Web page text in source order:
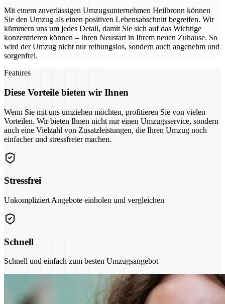
Mit einem zuverlässigen Umzugsunternehmen Heilbronn können
Sie den Umzug als einen positiven Lebensabschnitt begreifen. Wir
kümmern uns um jedes Detail, damit Sie sich auf das Wichtige
konzentrieren können – Ihren Neustart in Ihrem neuen Zuhause. So
wird der Umzug nicht nur reibungslos, sondern auch angenehm und
sorgenfrei.
Features
Diese Vorteile bieten wir Ihnen
Wenn Sie mit uns umziehen möchten, profitieren Sie von vielen
Vorteilen. Wir bieten Ihnen nicht nur einen Umzugsservice, sondern
auch eine Vielzahl von Zusatzleistungen, die Ihren Umzug noch
einfacher und stressfreier machen.
Stressfrei
Unkompliziert Angebote einholen und vergleichen
Schnell
Schnell und einfach zum besten Umzugsangebot